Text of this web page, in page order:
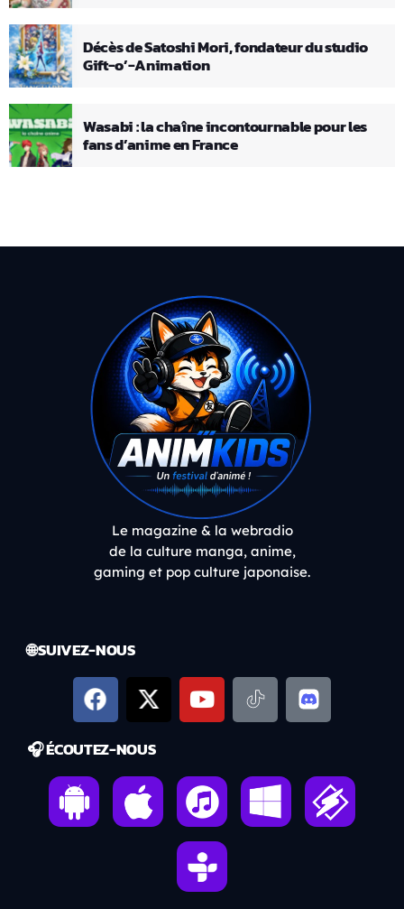
Décès de Satoshi Mori, fondateur du studio
Gift-o’-Animation
Wasabi : la chaîne incontournable pour les
fans d’anime en France
Le magazine & la webradio
de la culture manga, anime,
gaming et pop culture japonaise.
🌐 SUIVEZ-NOUS
🎧 ÉCOUTEZ-NOUS